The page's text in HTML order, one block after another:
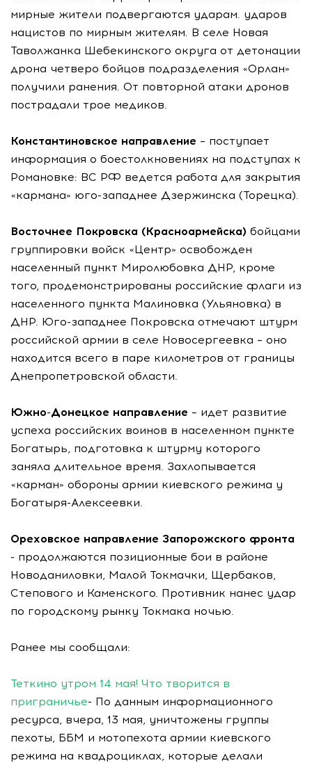
мирные жители подвергаются ударам. ударов
нацистов по мирным жителям. В селе Новая
Таволжанка Шебекинского округа от детонации
дрона четверо бойцов подразделения «Орлан»
получили ранения. От повторной атаки дронов
пострадали трое медиков.
Константиновское направление – поступает
информация о боестолкновениях на подступах к
Романовке: ВС РФ ведется работа для закрытия
«кармана» юго-западнее Дзержинска (Торецка).
Восточнее Покровска (Красноармейска) бойцами
группировки войск «Центр» освобожден
населенный пункт Миролюбовка ДНР, кроме
того, продемонстрированы российские флаги из
населенного пункта Малиновка (Ульяновка) в
ДНР. Юго-западнее Покровска отмечают штурм
российской армии в селе Новосергеевка – оно
находится всего в паре километров от границы
Днепропетровской области.
Южно-Донецкое направление – идет развитие
успеха российских воинов в населенном пункте
Богатырь, подготовка к штурму которого
заняла длительное время. Захлопывается
«карман» обороны армии киевского режима у
Богатыря-Алексеевки.
Ореховское направление Запорожского фронта
- продолжаются позиционные бои в районе
Новоданиловки, Малой Токмачки, Щербаков,
Степового и Каменского. Противник нанес удар
по городскому рынку Токмака ночью.
Ранее мы сообщали:
Теткино утром 14 мая! Что творится в
приграничье- По данным информационного
ресурса, вчера, 13 мая, уничтожены группы
пехоты, ББМ и мотопехота армии киевского
режима на квадроциклах, которые делали